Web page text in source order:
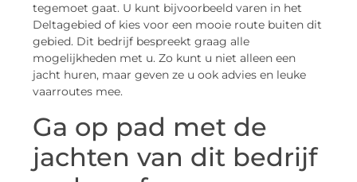
tegemoet gaat. U kunt bijvoorbeeld varen in het
Deltagebied of kies voor een mooie route buiten dit
gebied. Dit bedrijf bespreekt graag alle
mogelijkheden met u. Zo kunt u niet alleen een
jacht huren, maar geven ze u ook advies en leuke
vaarroutes mee.
Ga op pad met de
jachten van dit bedrijf